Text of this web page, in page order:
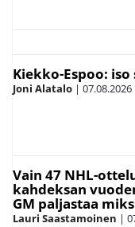
Kiekko-Espoo:
Joni Alatalo | 07.08.2026
Vain 47 NHL-
kahdeksan
GM paljastaa
Lauri Saastamoinen |